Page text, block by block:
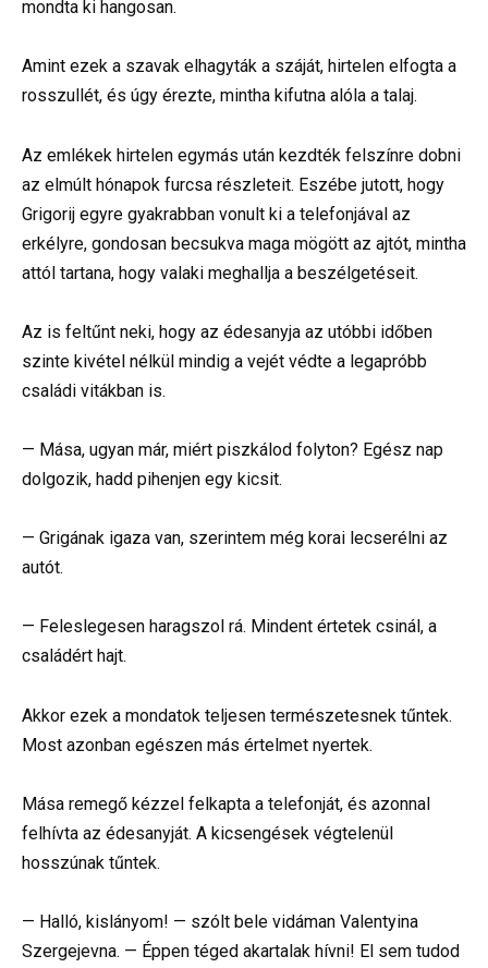
mondta ki hangosan.
Amint ezek a szavak elhagyták a száját, hirtelen elfogta a
rosszullét, és úgy érezte, mintha kifutna alóla a talaj.
Az emlékek hirtelen egymás után kezdték felszínre dobni
az elmúlt hónapok furcsa részleteit. Eszébe jutott, hogy
Grigorij egyre gyakrabban vonult ki a telefonjával az
erkélyre, gondosan becsukva maga mögött az ajtót, mintha
attól tartana, hogy valaki meghallja a beszélgetéseit.
Az is feltűnt neki, hogy az édesanyja az utóbbi időben
szinte kivétel nélkül mindig a vejét védte a legapróbb
családi vitákban is.
— Mása, ugyan már, miért piszkálod folyton? Egész nap
dolgozik, hadd pihenjen egy kicsit.
— Grigának igaza van, szerintem még korai lecserélni az
autót.
— Feleslegesen haragszol rá. Mindent értetek csinál, a
családért hajt.
Akkor ezek a mondatok teljesen természetesnek tűntek.
Most azonban egészen más értelmet nyertek.
Mása remegő kézzel felkapta a telefonját, és azonnal
felhívta az édesanyját. A kicsengések végtelenül
hosszúnak tűntek.
— Halló, kislányom! — szólt bele vidáman Valentyina
Szergejevna. — Éppen téged akartalak hívni! El sem tudod